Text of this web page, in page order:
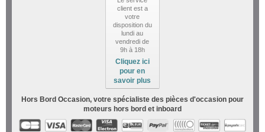
client est a
votre
disposition du
lundi au
vendredi de
9h à 18h
Cliquez ici
pour en
savoir plus
Hors Bord Occasion, votre spécialiste des pièces d'occasion pour
moteurs hors bord et inboard